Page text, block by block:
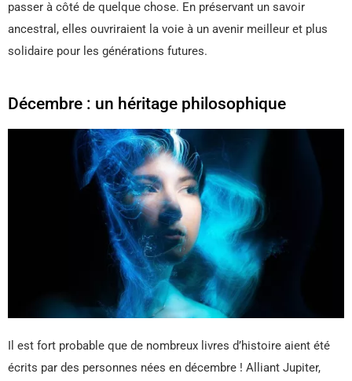
passer à côté de quelque chose. En préservant un savoir
ancestral, elles ouvriraient la voie à un avenir meilleur et plus
solidaire pour les générations futures.
Décembre : un héritage philosophique
Il est fort probable que de nombreux livres d’histoire aient été
écrits par des personnes nées en décembre ! Alliant Jupiter,